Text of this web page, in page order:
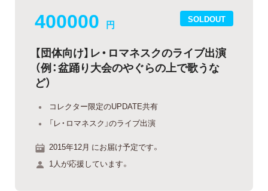
SOLDOUT
400000 円
【団体向け】レ・ロマネスクのライブ出演
（例：盆踊り大会のやぐらの上で歌うな
ど）
コレクター限定のUPDATE共有
「レ・ロマネスク」のライブ出演
2015年12月 にお届け予定です。
1人が応援しています。